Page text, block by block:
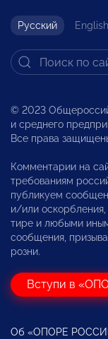
Русский English
© 2023
и среднего
Все права
Комментарии на
требованиям
публикуем
и/или
тире и любыми
сообщения,
розни.
Вступи в
Об «ОПОРЕ